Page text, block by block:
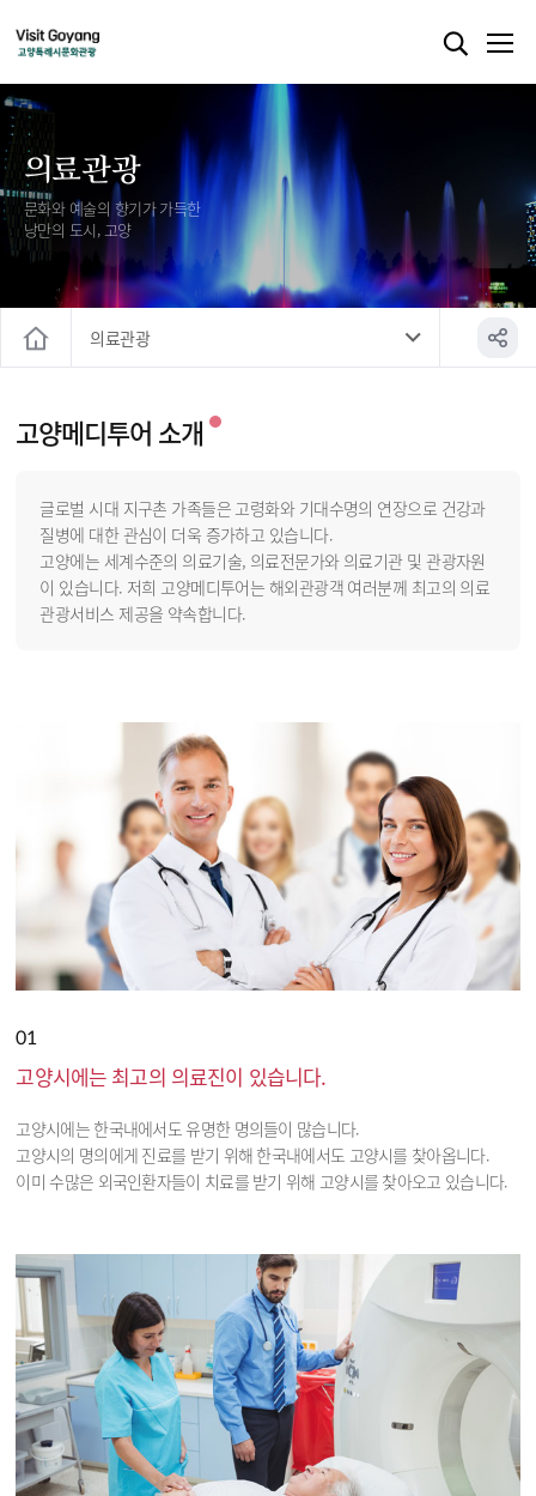
의료관광
문화와 예술의 향기가 가득한
낭만의 도시, 고양
의료관광
고양메디투어 소개
글로벌 시대 지구촌 가족들은 고령화와 기대수명의 연장으로 건강과
질병에 대한 관심이 더욱 증가하고 있습니다.
고양에는 세계수준의 의료기술, 의료전문가와 의료기관 및 관광자원
이 있습니다. 저희 고양메디투어는 해외관광객 여러분께 최고의 의료
관광서비스 제공을 약속합니다.
01
고양시에는 최고의 의료진이 있습니다.
고양시에는 한국내에서도 유명한 명의들이 많습니다.
고양시의 명의에게 진료를 받기 위해 한국내에서도 고양시를 찾아옵니다.
이미 수많은 외국인환자들이 치료를 받기 위해 고양시를 찾아오고 있습니다.